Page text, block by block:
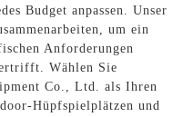
Budget anpassen. Unser
um ein
Anforderungen
Wählen Sie
Co., Ltd. als Ihren
Hüpfspielplätzen und